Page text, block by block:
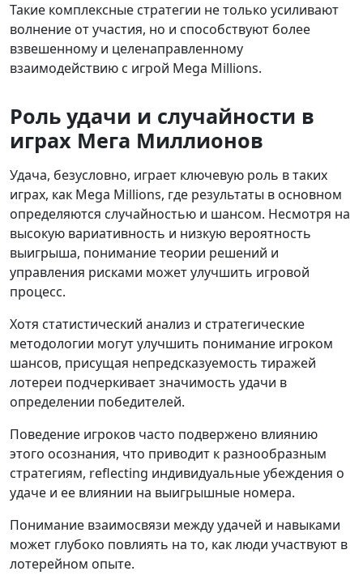
Такие комплексные стратегии не только усиливают
волнение от участия, но и способствуют более
взвешенному и целенаправленному
взаимодействию с игрой Mega Millions.
Роль удачи и случайности в
играх Мега Миллионов
Удача, безусловно, играет ключевую роль в таких
играх, как Mega Millions, где результаты в основном
определяются случайностью и шансом. Несмотря на
высокую вариативность и низкую вероятность
выигрыша, понимание теории решений и
управления рисками может улучшить игровой
процесс.
Хотя статистический анализ и стратегические
методологии могут улучшить понимание игроком
шансов, присущая непредсказуемость тиражей
лотереи подчеркивает значимость удачи в
определении победителей.
Поведение игроков часто подвержено влиянию
этого осознания, что приводит к разнообразным
стратегиям, reflecting индивидуальные убеждения о
удаче и ее влиянии на выигрышные номера.
Понимание взаимосвязи между удачей и навыками
может глубоко повлиять на то, как люди участвуют в
лотерейном опыте.